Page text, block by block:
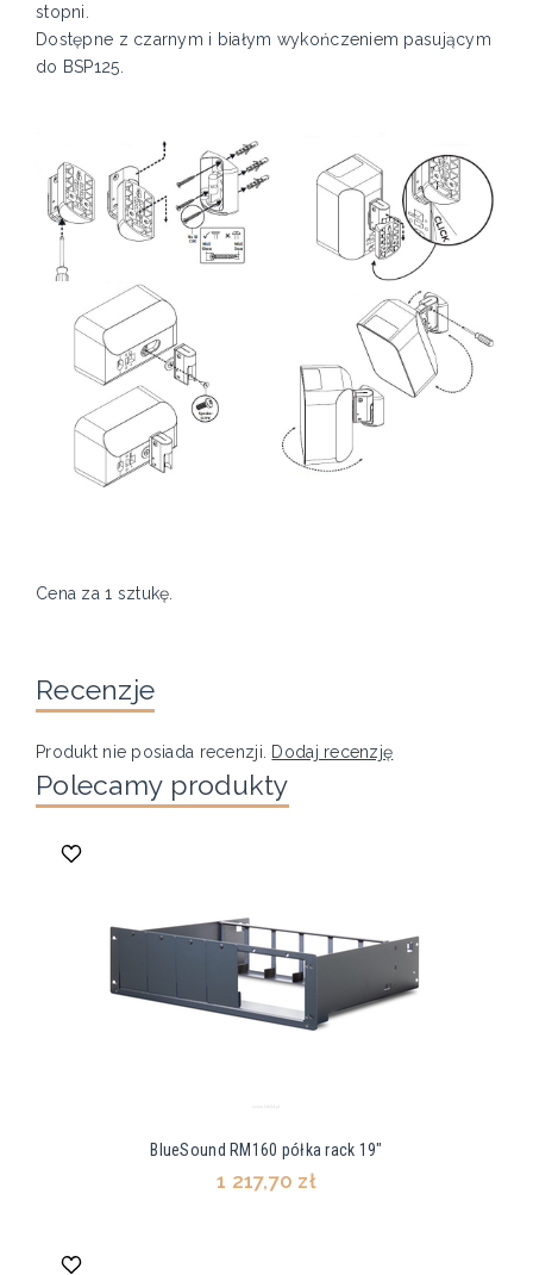
stopni.
Dostępne z czarnym i białym wykończeniem pasującym
do BSP125.
Cena za 1 sztukę.
Recenzje
Produkt nie posiada recenzji. Dodaj recenzję
Polecamy produkty
BlueSound RM160 półka rack 19″
1 217,70 zł